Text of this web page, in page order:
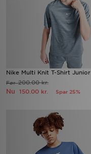
Nike Multi Knit T-Shirt Junior
Før200.00 kr.
Nu 150.00 kr. Spar 25%